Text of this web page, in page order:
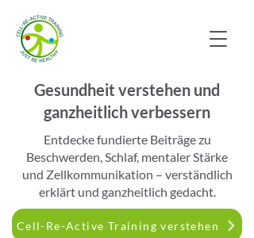
Gesundheit verstehen und
ganzheitlich verbessern
​Entdecke fundierte Beiträge zu
Beschwerden, Schlaf, mentaler Stärke
und Zellkommunikation – verständlich
erklärt und ganzheitlich gedacht.
Cell-Re-Active Training verstehen